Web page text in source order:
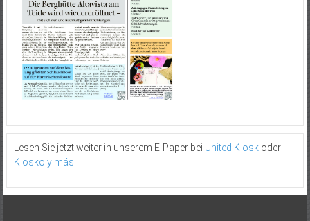
Lesen Sie jetzt weiter in unserem E-Paper bei United Kioskoder
Kiosko y más.